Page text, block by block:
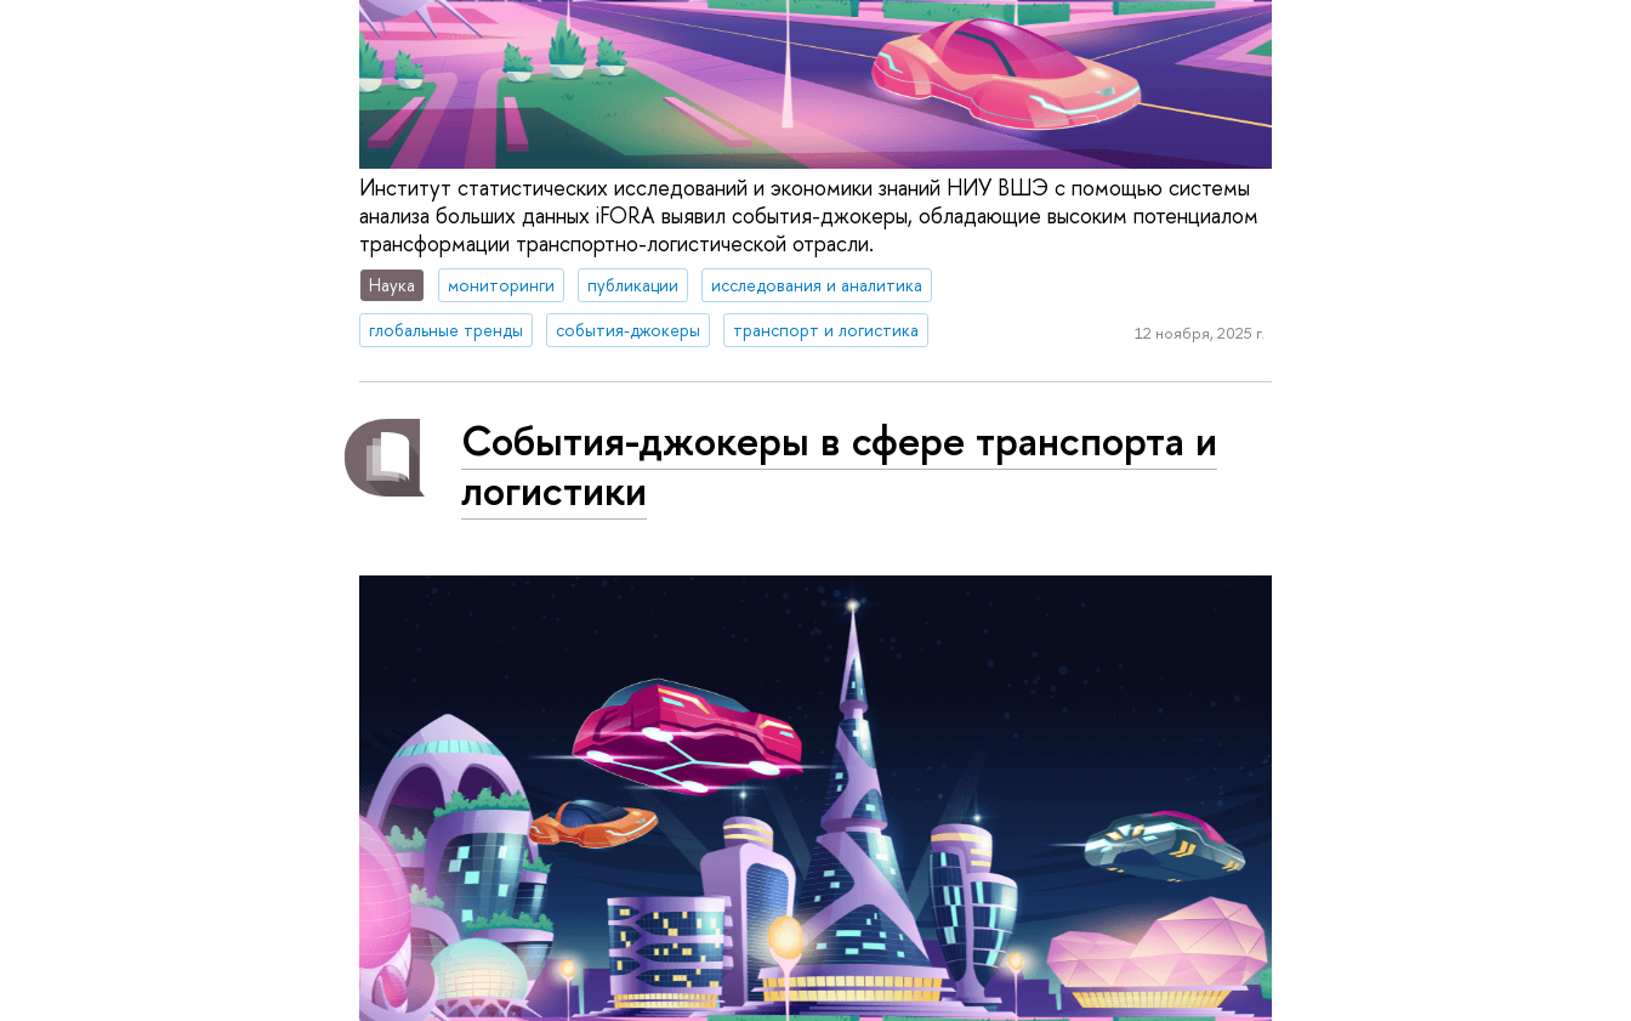
Институт статистических исследований и экономики знаний НИУ ВШЭ с помощью системы
анализа больших данных iFORA выявил события-джокеры, обладающие высоким потенциалом
трансформации транспортно-логистической отрасли.
Наука мониторинги публикации
исследования и аналитика
глобальные тренды
события-джокеры транспорт и логистика 12 ноября, 2025 г.
События-джокеры в сфере транспорта и
логистики